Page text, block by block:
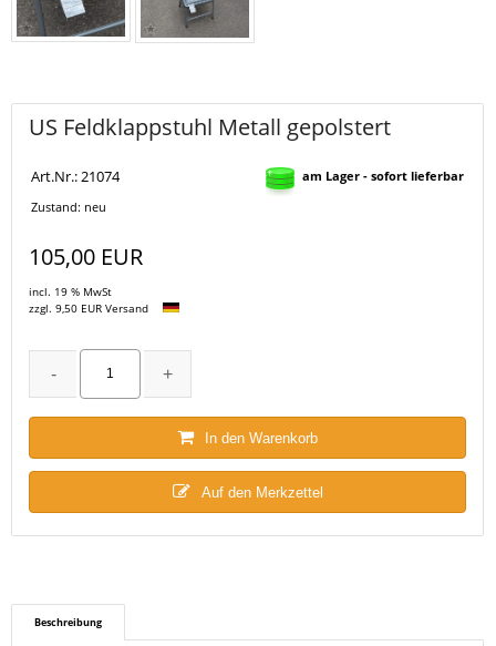
US Feldklappstuhl Metall gepolstert
Art.Nr.: 21074
Zustand: neu
am Lager - sofort lieferbar
105,00 EUR
incl. 19 % MwSt
zzgl. 9,50 EUR Versand
In den Warenkorb
Auf den Merkzettel
Beschreibung